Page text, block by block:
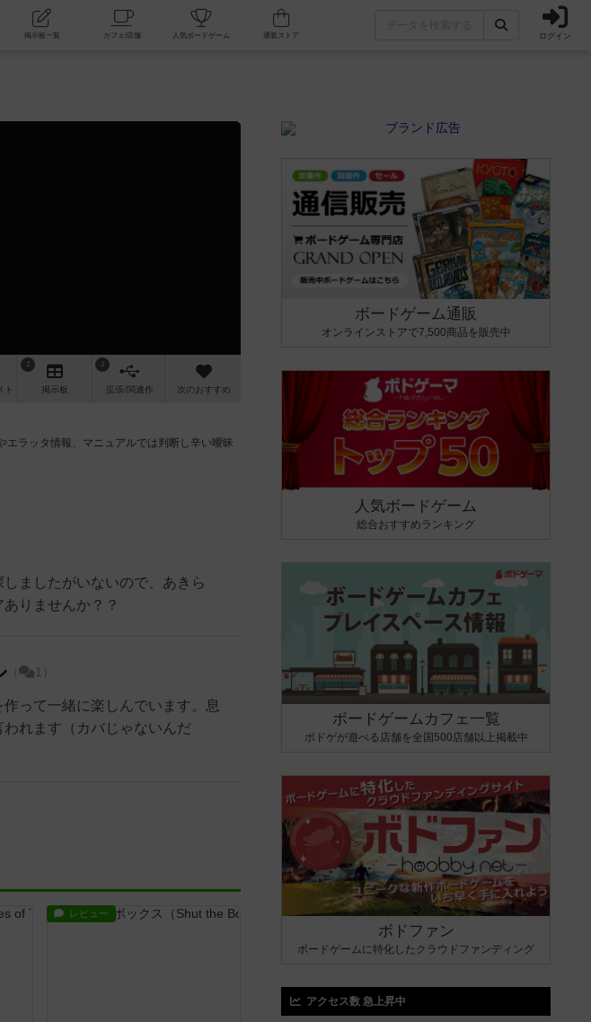
コミュニティ 掲示板一覧 カフェ/店舗 人気ボードゲーム ログイン
ト
2
掲示板
3
拡張/関連作 次のおすすめ
ラッタ情報、マニュアルでは判断し辛い曖昧
ましたがいないので、あきら
りませんか？？
（ 1）
って一緒に楽しんでいます。息
れます（カバじゃないんだ
レビュー
ボードゲーム通販
オンラインストアで7,500商品を販売中
人気ボードゲーム
総合おすすめランキング
ボードゲームカフェ一覧
ボドゲが遊べる店舗を全国500店舗以上掲載中
ボドファン
ボードゲームに特化したクラウドファンディング
アクセス数 急上昇中